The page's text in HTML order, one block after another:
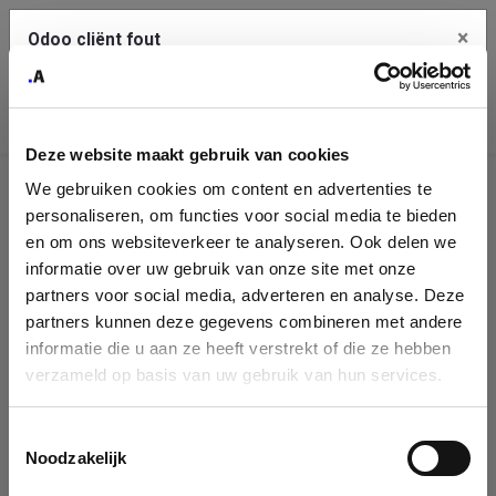
Deze website maakt gebruik van cookies
We gebruiken cookies om content en advertenties te
personaliseren, om functies voor social media te bieden
en om ons websiteverkeer te analyseren. Ook delen we
informatie over uw gebruik van onze site met onze
partners voor social media, adverteren en analyse. Deze
partners kunnen deze gegevens combineren met andere
informatie die u aan ze heeft verstrekt of die ze hebben
verzameld op basis van uw gebruik van hun services.
Noodzakelijk
Identificatie
onderneming
Please fill in your company details
You can search a company in our database by name, VAT or
enterprise ID. When a company is selected it will auto-complete the
form. If you don't find your company in our database, you can create
Odoo cliënt fout ×
klembord
Je dient de kopieer knop te gebruiken om de fout te melden
aan support.
Bekijk details